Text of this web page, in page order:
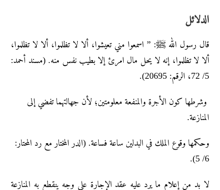
الدلائل
قال رسول الله ﷺ: ” اسمعوا مني تعيشوا، ألا لا تظلموا، ألا لا تظلموا،
ألا لا تظلموا، إنه لا يحل مال امرئ إلا بطيب نفس منه. (مسند أحمد:
5/ 72، الرقم: 20695).
وشرطها كون الأجرة والمنفعة معلومتين؛ لأن جهالتهما تفضي إلى
المنازعة.
وحكمها وقوع الملك في البدلين ساعة فساعة. (الدر المختار مع رد المحتار:
6/ 5).
لا بد من إعلام ما يرد عليه عقد الإجارة على وجه ينقطع به المنازعة